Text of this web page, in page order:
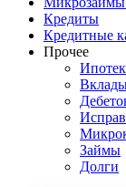
Кредиты
Кредитные
Прочее
Займы
Долги